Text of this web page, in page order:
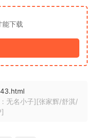
能下载
无名小子][张家辉/舒淇/